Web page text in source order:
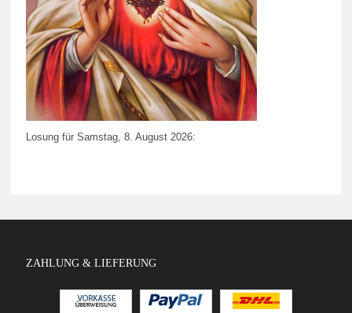
Losung für Samstag, 8. August 2026:
ZAHLUNG & LIEFERUNG